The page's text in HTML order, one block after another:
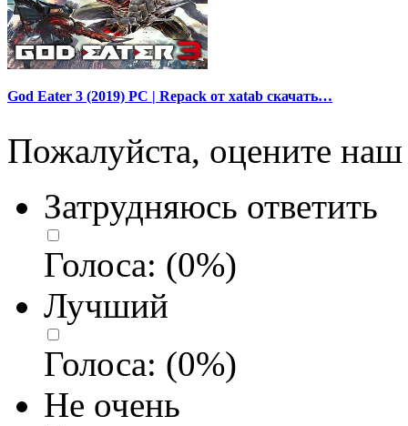
God Eater 3 (2019) PC | Repack от xatab скачать…
Пожалуйста, оцените наш
Затрудняюсь ответить
Голоса: (0%)
Лучший
Голоса: (0%)
Не очень